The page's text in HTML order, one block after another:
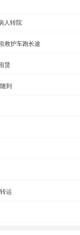
人转院
救护车跑长途
赁
到
运